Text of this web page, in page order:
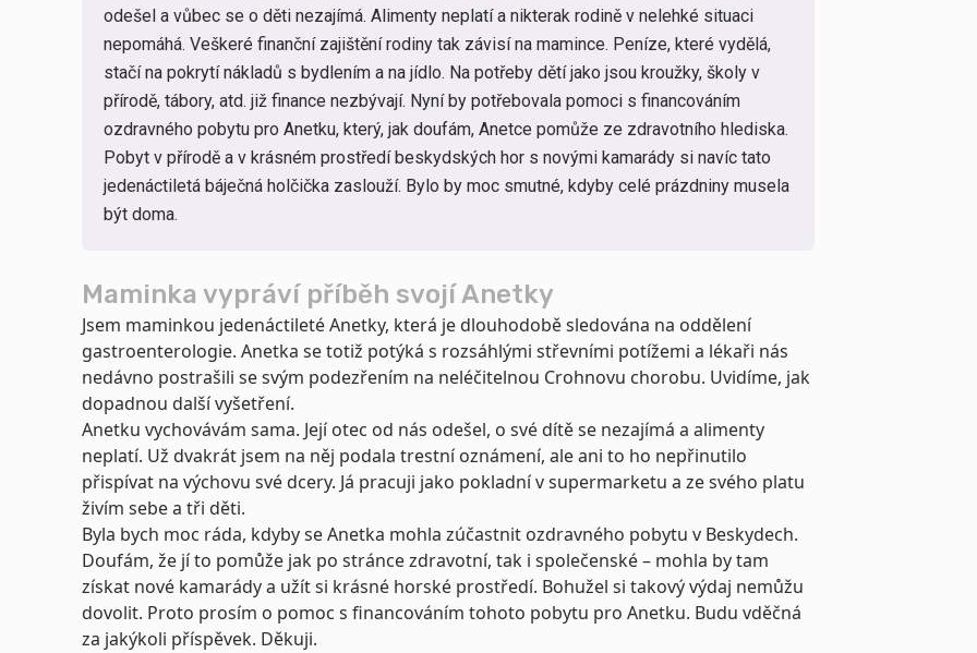
odešel a vůbec se o děti nezajímá. Alimenty neplatí a nikterak rodině v nelehké situaci
nepomáhá. Veškeré finanční zajištění rodiny tak závisí na mamince. Peníze, které vydělá,
stačí na pokrytí nákladů s bydlením a na jídlo. Na potřeby dětí jako jsou kroužky, školy v
přírodě, tábory, atd. již finance nezbývají. Nyní by potřebovala pomoci s financováním
ozdravného pobytu pro Anetku, který, jak doufám, Anetce pomůže ze zdravotního hlediska.
Pobyt v přírodě a v krásném prostředí beskydských hor s novými kamarády si navíc tato
jedenáctiletá báječná holčička zaslouží. Bylo by moc smutné, kdyby celé prázdniny musela
být doma.
Maminka vypráví příběh svojí Anetky
Jsem maminkou jedenáctileté Anetky, která je dlouhodobě sledována na oddělení
gastroenterologie. Anetka se totiž potýká s rozsáhlými střevními potížemi a lékaři nás
nedávno postrašili se svým podezřením na neléčitelnou Crohnovu chorobu. Uvidíme, jak
dopadnou další vyšetření.
Anetku vychovávám sama. Její otec od nás odešel, o své dítě se nezajímá a alimenty
neplatí. Už dvakrát jsem na něj podala trestní oznámení, ale ani to ho nepřinutilo
přispívat na výchovu své dcery. Já pracuji jako pokladní v supermarketu a ze svého platu
živím sebe a tři děti.
Byla bych moc ráda, kdyby se Anetka mohla zúčastnit ozdravného pobytu v Beskydech.
Doufám, že jí to pomůže jak po stránce zdravotní, tak i společenské – mohla by tam
získat nové kamarády a užít si krásné horské prostředí. Bohužel si takový výdaj nemůžu
dovolit. Proto prosím o pomoc s financováním tohoto pobytu pro Anetku. Budu vděčná
za jakýkoli příspěvek. Děkuji.